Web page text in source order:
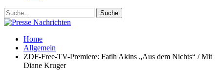
Home
Allgemein
ZDF-Free-TV-Premiere: Fatih Akins „Aus dem Nichts“ / Mit
Diane Kruger